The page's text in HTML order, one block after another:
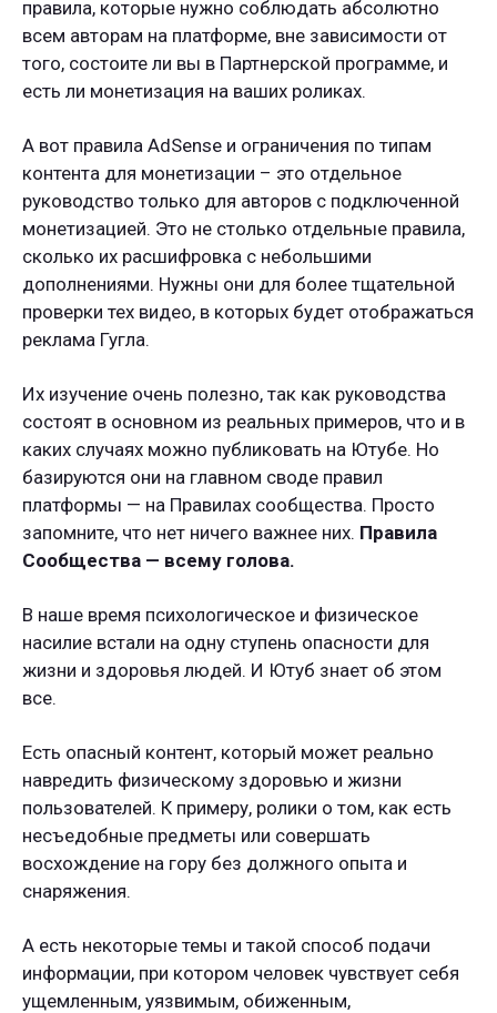
правила, которые нужно соблюдать абсолютно
всем авторам на платформе, вне зависимости от
того, состоите ли вы в Партнерской программе, и
есть ли монетизация на ваших роликах.
А вот правила AdSense и ограничения по типам
контента для монетизации – это отдельное
руководство только для авторов с подключенной
монетизацией. Это не столько отдельные правила,
сколько их расшифровка с небольшими
дополнениями. Нужны они для более тщательной
проверки тех видео, в которых будет отображаться
реклама Гугла.
Их изучение очень полезно, так как руководства
состоят в основном из реальных примеров, что и в
каких случаях можно публиковать на Ютубе. Но
базируются они на главном своде правил
платформы — на Правилах сообщества. Просто
запомните, что нет ничего важнее них. Правила
Сообщества — всему голова.
В наше время психологическое и физическое
насилие встали на одну ступень опасности для
жизни и здоровья людей. И Ютуб знает об этом
все.
Есть опасный контент, который может реально
навредить физическому здоровью и жизни
пользователей. К примеру, ролики о том, как есть
несъедобные предметы или совершать
восхождение на гору без должного опыта и
снаряжения.
А есть некоторые темы и такой способ подачи
информации, при котором человек чувствует себя
ущемленным, уязвимым, обиженным,